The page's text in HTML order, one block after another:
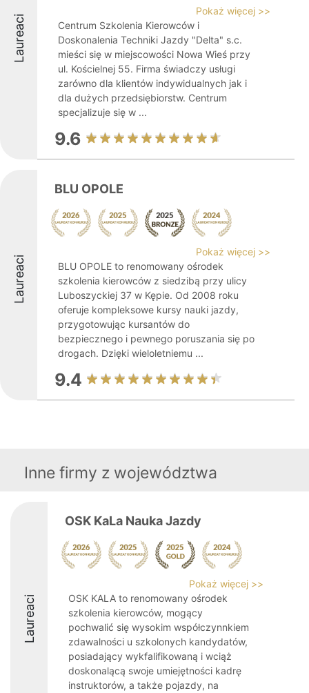
Laureaci
Pokaż więcej >>
Centrum Szkolenia Kierowców i
Doskonalenia Techniki Jazdy "Delta" s.c.
mieści się w miejscowości Nowa Wieś przy
ul. Kościelnej 55. Firma świadczy usługi
zarówno dla klientów indywidualnych jak i
dla dużych przedsiębiorstw. Centrum
specjalizuje się w ...
9.6
Laureaci
BLU OPOLE
Pokaż więcej >>
BLU OPOLE to renomowany ośrodek
szkolenia kierowców z siedzibą przy ulicy
Luboszyckiej 37 w Kępie. Od 2008 roku
oferuje kompleksowe kursy nauki jazdy,
przygotowując kursantów do
bezpiecznego i pewnego poruszania się po
drogach. Dzięki wieloletniemu ...
9.4
Inne firmy z województwa
Laureaci
OSK KaLa Nauka Jazdy
Pokaż więcej >>
OSK KALA to renomowany ośrodek
szkolenia kierowców, mogący
pochwalić się wysokim współczynnkiem
zdawalności u szkolonych kandydatów,
posiadający wykfalifikowaną i wciąż
doskonalącą swoje umiejętności kadrę
instruktorów, a także pojazdy, na